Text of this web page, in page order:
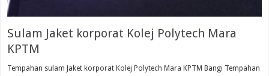
Sulam Jaket korporat Kolej Polytech Mara
KPTM
Tempahan sulam Jaket korporat Kolej Polytech Mara KPTM Bangi Tempahan